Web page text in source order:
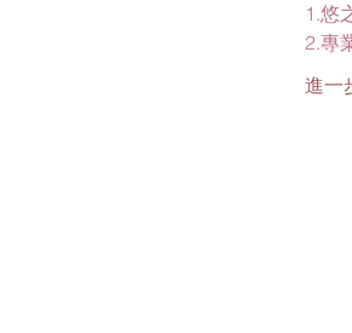
1.悠
2.專
進一